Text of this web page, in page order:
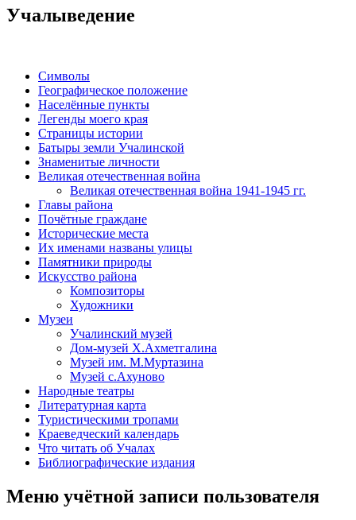
Учалыведение
Символы
Географическое положение
Населённые пункты
Легенды моего края
Страницы истории
Батыры земли Учалинской
Знаменитые личности
Великая отечественная война
Великая отечественная война 1941-1945 гг.
Главы района
Почётные граждане
Исторические места
Их именами названы улицы
Памятники природы
Искусство района
Композиторы
Художники
Музеи
Учалинский музей
Дом-музей Х.Ахметгалина
Музей им. М.Муртазина
Музей с.Ахуново
Народные театры
Литературная карта
Туристическими тропами
Краеведческий календарь
Что читать об Учалах
Библиографические издания
Меню учётной записи пользователя